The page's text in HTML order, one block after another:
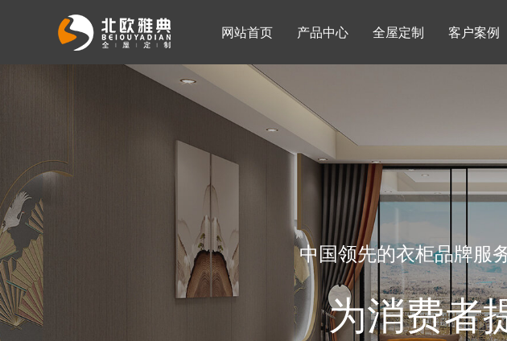
网站首页 产品中心 全屋定制 客户案例
书柜系列
中国领先的衣柜品牌服
为消费者